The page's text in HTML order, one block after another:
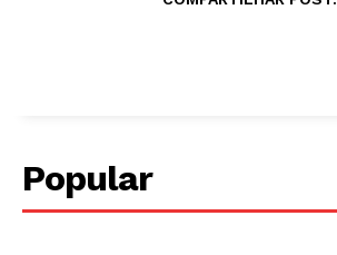
Popular